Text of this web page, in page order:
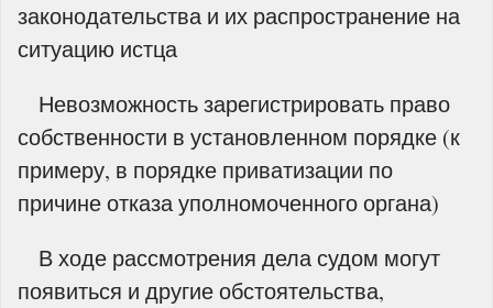
законодательства и их распространение на
ситуацию истца
Невозможность зарегистрировать право
собственности в установленном порядке (к
примеру, в порядке приватизации по
причине отказа уполномоченного органа)
В ходе рассмотрения дела судом могут
появиться и другие обстоятельства,